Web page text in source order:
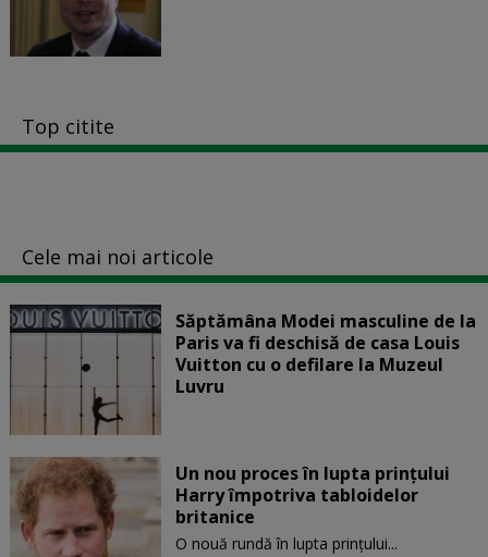
Top citite
Cele mai noi articole
Săptămâna Modei masculine de la
Paris va fi deschisă de casa Louis
Vuitton cu o defilare la Muzeul
Luvru
Un nou proces în lupta prinţului
Harry împotriva tabloidelor
britanice
O nouă rundă în lupta prinţului...